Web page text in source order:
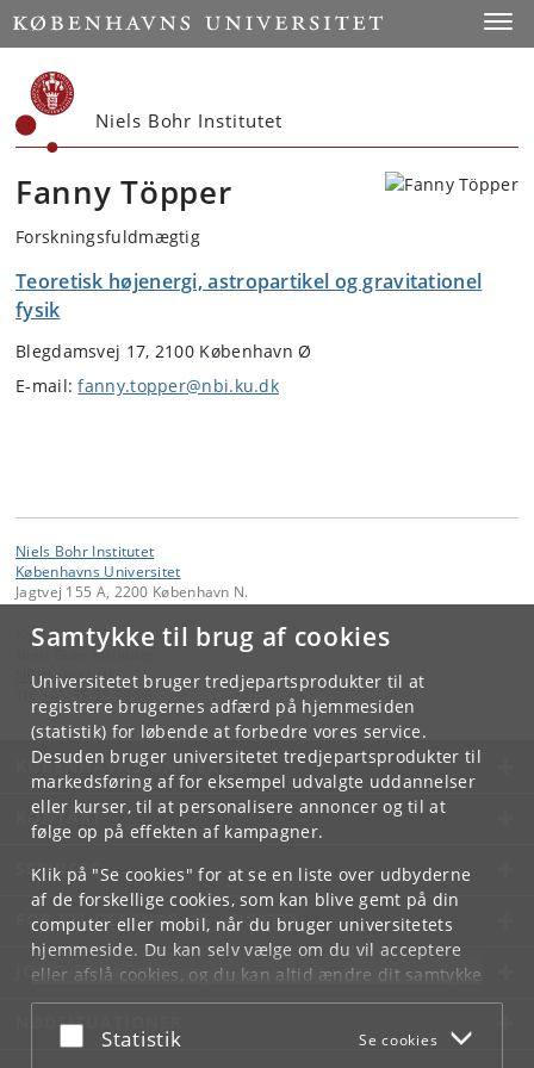
Samtykke til brug af cookies
Universitetet bruger tredjepartsprodukter til at
registrere brugernes adfærd på hjemmesiden
(statistik) for løbende at forbedre vores service.
Desuden bruger universitetet tredjepartsprodukter til
markedsføring af for eksempel udvalgte uddannelser
eller kurser, til at personalisere annoncer og til at
følge op på effekten af kampagner.
Klik på "Se cookies" for at se en liste over udbyderne
af de forskellige cookies, som kan blive gemt på din
computer eller mobil, når du bruger universitetets
hjemmeside. Du kan selv vælge om du vil acceptere
eller afslå cookies, og du kan altid ændre dit samtykke
underCookie- og privatlivspolitiksom du finder i
bunden af hver side.
Acceptér eller afslå
Statistik Se cookies
Start
Niels Bohr Institutet
Fanny Töpper
Forskningsfuldmægtig
Teoretisk højenergi, astropartikel og gravitationel
fysik
Blegdamsvej 17, 2100 København Ø
E-mail:fanny.topper@nbi.ku.dk
Niels Bohr Institutet
Københavns Universitet
Jagtvej 155 A, 2200 København N.
Kontakt:
Niels Bohr Institutet
NBI@ nbi ku.dk
KØBENHAVNS UNIVERSITET
KONTAKT
SERVICES
FOR STUDERENDE OG ANSATTE
JOB OG KARRIERE
NØDSITUATIONER